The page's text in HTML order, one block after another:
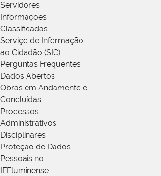
Servidores
Informações
Classificadas
Serviço de Informação
ao Cidadão (SIC)
Perguntas Frequentes
Dados Abertos
Obras em Andamento e
Concluídas
Processos
Administrativos
Disciplinares
Proteção de Dados
Pessoais no
IFFluminense